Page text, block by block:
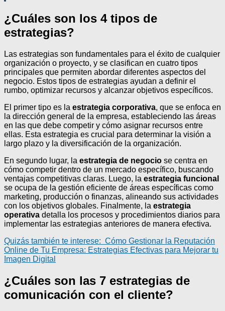
¿Cuáles son los 4 tipos de
estrategias?
Las estrategias son fundamentales para el éxito de cualquier
organización o proyecto, y se clasifican en cuatro tipos
principales que permiten abordar diferentes aspectos del
negocio. Estos tipos de estrategias ayudan a definir el
rumbo, optimizar recursos y alcanzar objetivos específicos.
El primer tipo es la estrategia corporativa, que se enfoca en
la dirección general de la empresa, estableciendo las áreas
en las que debe competir y cómo asignar recursos entre
ellas. Esta estrategia es crucial para determinar la visión a
largo plazo y la diversificación de la organización.
En segundo lugar, la estrategia de negocio se centra en
cómo competir dentro de un mercado específico, buscando
ventajas competitivas claras. Luego, la estrategia funcional
se ocupa de la gestión eficiente de áreas específicas como
marketing, producción o finanzas, alineando sus actividades
con los objetivos globales. Finalmente, la estrategia
operativa detalla los procesos y procedimientos diarios para
implementar las estrategias anteriores de manera efectiva.
Quizás también te interese: Cómo Gestionar la Reputación
Online de Tu Empresa: Estrategias Efectivas para Mejorar tu
Imagen Digital
¿Cuáles son las 7 estrategias de
comunicación con el cliente?